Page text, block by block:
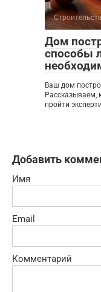
Дом
способы
Ваш дом
Рассказываем,
пройти
Добавить
Имя
Email
Комментарий